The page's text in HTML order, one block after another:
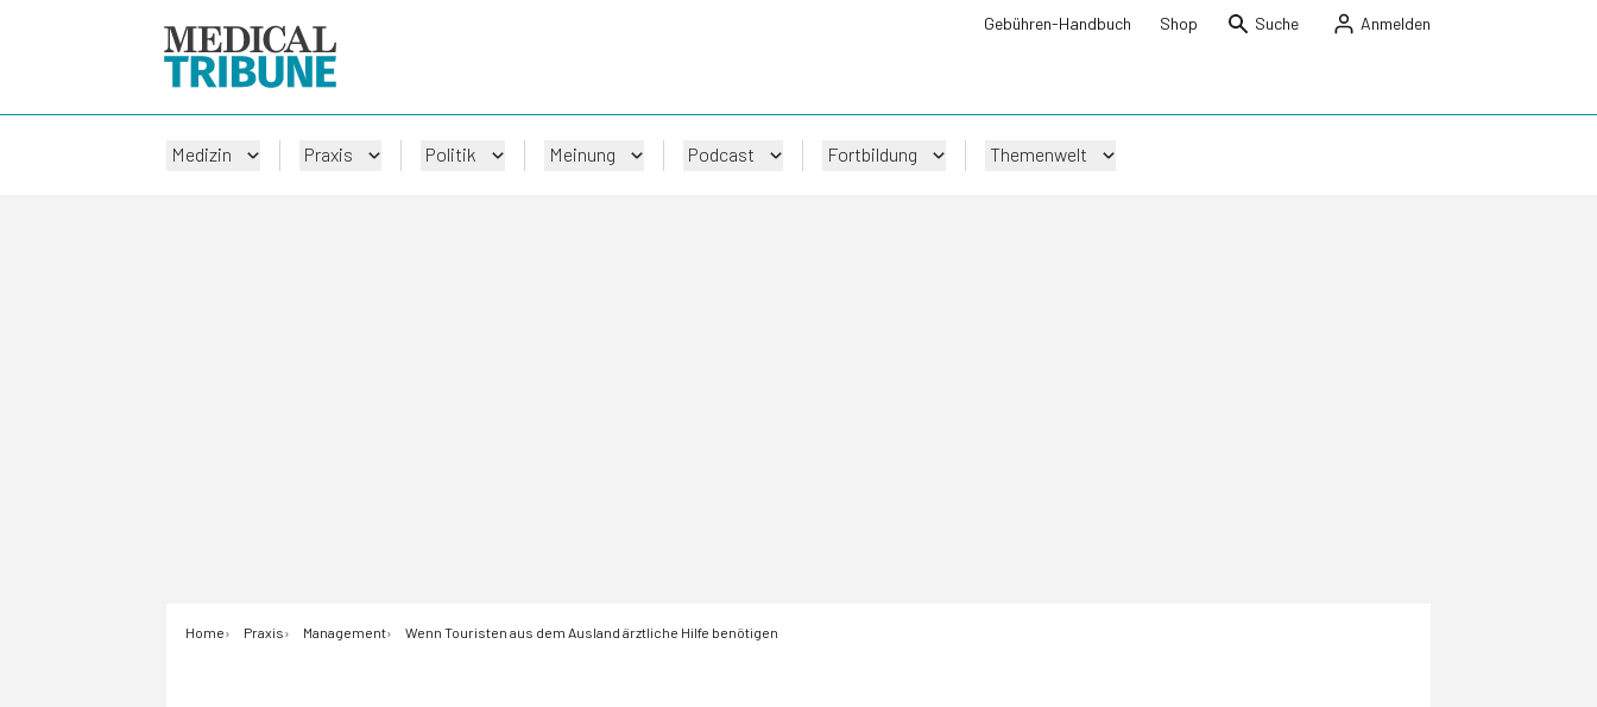
Gebühren-Handbuch Shop Suche Anmelden
Medizin Praxis Politik Meinung Podcast Fortbildung Themenwelt
Home Praxis Management Wenn Touristen aus dem Ausland ärztliche Hilfe benötigen